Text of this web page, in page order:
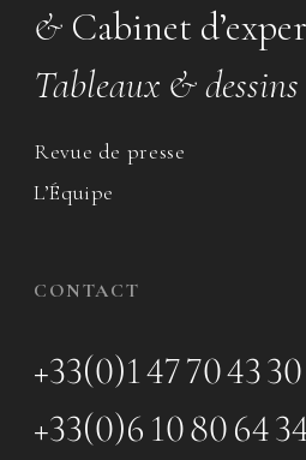
& Cabinet
Tableaux &
Revue de presse
L’Équipe
CONTACT
+33(0)1 47 70 43 30
+33(0)6 10 80 64